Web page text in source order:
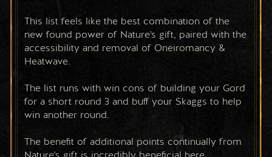
This list feels like the best combination of the
new found power of Nature's gift, paired with the
accessibility and removal of Oneiromancy &
Heatwave.
The list runs with win cons of building your Gord
for a short round 3 and buff your Skaggs to help
win another round.
The benefit of additional points continually from